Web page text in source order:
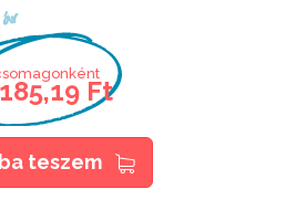
Ft
teszem